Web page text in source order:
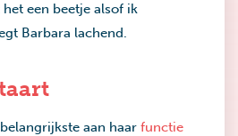
een beetje alsof ik
Barbara lachend.
aan haar functie